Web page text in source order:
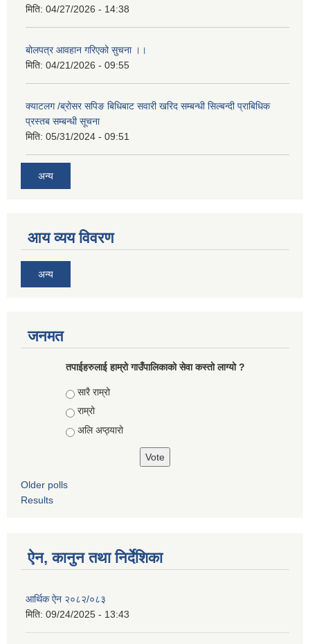
मिति: 04/27/2026 - 14:38
बोलपत्र आवहान गरिएको सुचना ।।
मिति: 04/21/2026 - 09:55
क्याटलग /ब्रोसर सपिङ बिधिबाट सवारी खरिद सम्बन्धी सिल्बन्दी प्राबिधिक
प्रस्तब सम्बन्धी सूचना
मिति: 05/31/2024 - 09:51
अन्य
आय व्यय विवरण
अन्य
जनमत
तपाईहरुलाई हाम्रो गाउँपालिकाको सेवा कस्तो लाग्यो ?
Choices
सारै राम्रो
राम्रो
अलि अप्ठ्यारो
Older polls
Results
ऐन, कानुन तथा निर्देशिका
आर्थिक ऐन २०८२/०८३
मिति: 09/24/2025 - 13:43